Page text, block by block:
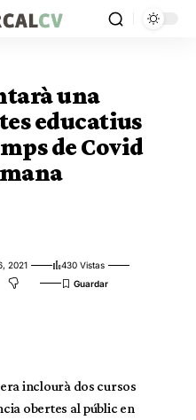
una
educatius
de Covid
2021
430 Vistas
inclourà dos cursos
obertes al públic en